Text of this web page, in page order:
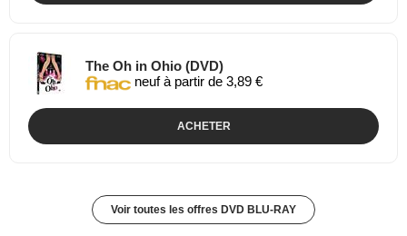
The Oh in Ohio (DVD)
neuf à partir de 3,89 €
ACHETER
Voir toutes les offres DVD BLU-RAY